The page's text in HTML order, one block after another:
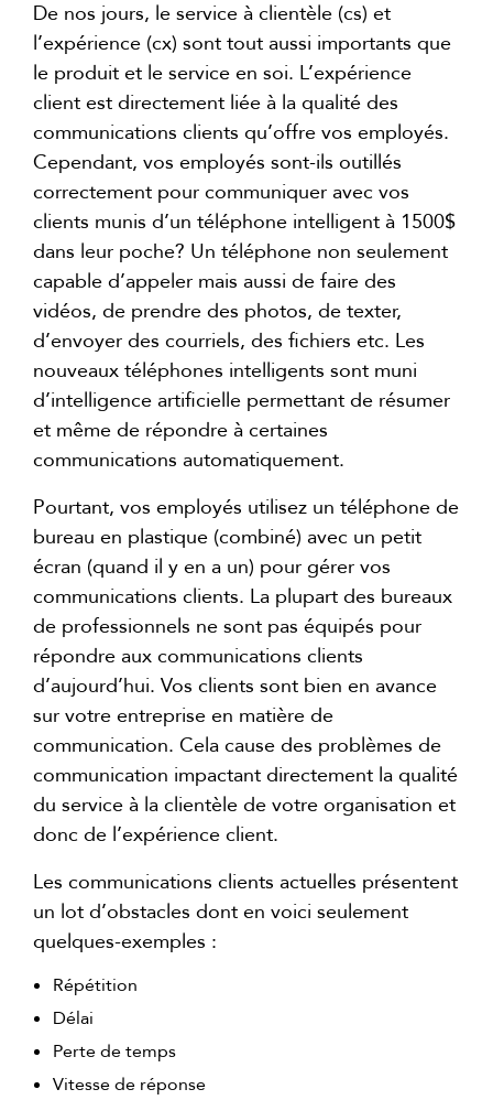
De nos jours, le service à clientèle (cs) et
l’expérience (cx) sont tout aussi importants que
le produit et le service en soi. L’expérience
client est directement liée à la qualité des
communications clients qu’offre vos employés.
Cependant, vos employés sont-ils outillés
correctement pour communiquer avec vos
clients munis d’un téléphone intelligent à 1500$
dans leur poche? Un téléphone non seulement
capable d’appeler mais aussi de faire des
vidéos, de prendre des photos, de texter,
d’envoyer des courriels, des fichiers etc. Les
nouveaux téléphones intelligents sont muni
d’intelligence artificielle permettant de résumer
et même de répondre à certaines
communications automatiquement.
Pourtant, vos employés utilisez un téléphone de
bureau en plastique (combiné) avec un petit
écran (quand il y en a un) pour gérer vos
communications clients. La plupart des bureaux
de professionnels ne sont pas équipés pour
répondre aux communications clients
d’aujourd’hui. Vos clients sont bien en avance
sur votre entreprise en matière de
communication. Cela cause des problèmes de
communication impactant directement la qualité
du service à la clientèle de votre organisation et
donc de l’expérience client.
Les communications clients actuelles présentent
un lot d’obstacles dont en voici seulement
quelques-exemples :
Répétition
Délai
Perte de temps
Vitesse de réponse